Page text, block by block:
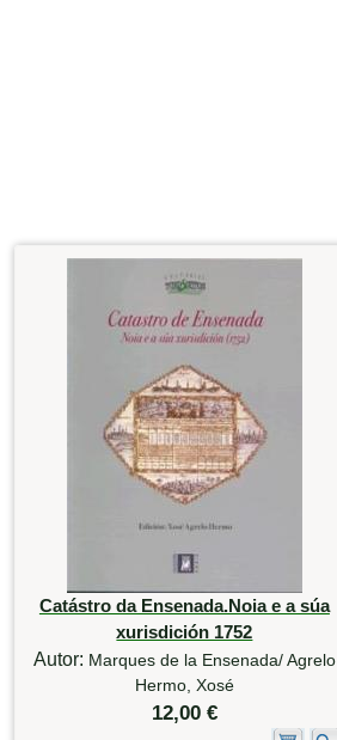
Catástro da Ensenada.Noia e a súa
xurisdición 1752
Autor: Marques de la Ensenada/ Agrelo
Hermo, Xosé
12,00 €